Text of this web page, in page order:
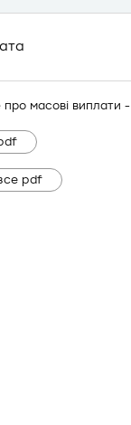
про масові виплати -
pdf